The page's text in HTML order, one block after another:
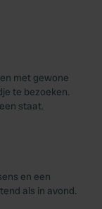
met gewone
te bezoeken.
staat.
en een
als in avond.